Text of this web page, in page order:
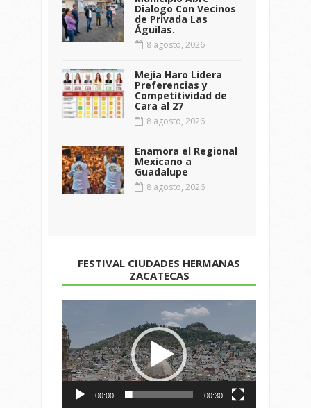
Dialogo Con Vecinos
de Privada Las
Águilas.
8 agosto, 2026
Mejía Haro Lidera
Preferencias y
Competitividad de
Cara al 27
8 agosto, 2026
Enamora el Regional
Mexicano a
Guadalupe
8 agosto, 2026
FESTIVAL CIUDADES HERMANAS
ZACATECAS
de
vídeo
00:00 00:30